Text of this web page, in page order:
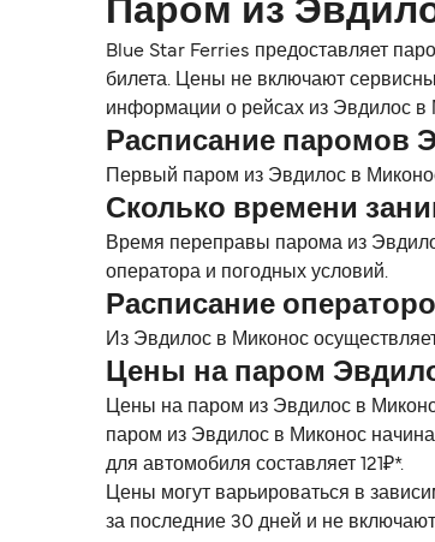
Паром из
Blue Star Ferries предоставляет
билета. Цены не включают
информации о рейсах из Эвдилос в
Расписание паромов
Первый паром из Эвдилос в
Сколько времени
Время переправы парома из
оператора и погодных условий.
Расписание
Из Эвдилос в Миконос
Цены на паром
Цены на паром из Эвдилос в
паром из Эвдилос в Миконос
для автомобиля составляет 121₽*.
Цены могут варьироваться в
за последние 30 дней и не